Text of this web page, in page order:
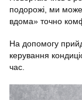
подорожі, ми
вдома» точно
На допомогу
керування
час.